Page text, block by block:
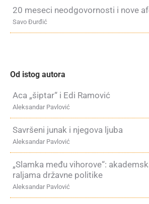
20 meseci neodgovornosti i nove
Savo Đurđić
Od istog autora
Aca „šiptar“ i Edi Ramović
Aleksandar Pavlović
Savršeni junak i njegova ljuba
Aleksandar Pavlović
„Slamka među vihorove“:
raljama državne politike
Aleksandar Pavlović